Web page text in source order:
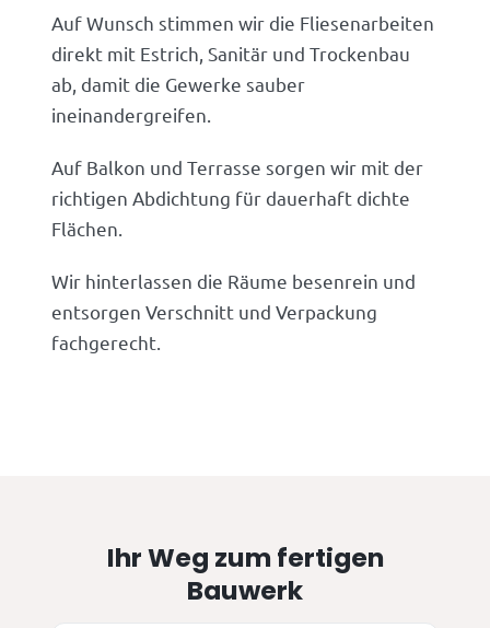
Auf Wunsch stimmen wir die Fliesenarbeiten
direkt mit Estrich, Sanitär und Trockenbau
ab, damit die Gewerke sauber
ineinandergreifen.
Auf Balkon und Terrasse sorgen wir mit der
richtigen Abdichtung für dauerhaft dichte
Flächen.
Wir hinterlassen die Räume besenrein und
entsorgen Verschnitt und Verpackung
fachgerecht.
Ihr Weg zum fertigen
Bauwerk